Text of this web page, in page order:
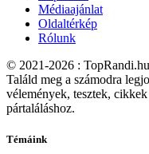
Médiaajánlat
Oldaltérkép
Rólunk
© 2021-2026 :
Találd meg a számodra
vélemények, tesztek,
pártaláláshoz.
Témáink